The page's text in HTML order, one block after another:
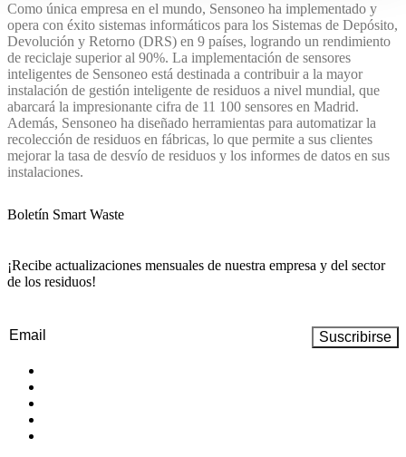
Como única empresa en el mundo, Sensoneo ha implementado y
opera con éxito sistemas informáticos para los Sistemas de Depósito,
Devolución y Retorno (DRS) en 9 países, logrando un rendimiento
de reciclaje superior al 90%. La implementación de sensores
inteligentes de Sensoneo está destinada a contribuir a la mayor
instalación de gestión inteligente de residuos a nivel mundial, que
abarcará la impresionante cifra de 11 100 sensores en Madrid.
Además, Sensoneo ha diseñado herramientas para automatizar la
recolección de residuos en fábricas, lo que permite a sus clientes
mejorar la tasa de desvío de residuos y los informes de datos en sus
instalaciones.
Boletín Smart Waste
¡Recibe actualizaciones mensuales de nuestra empresa y del sector
de los residuos!
Email(Obligatorio)